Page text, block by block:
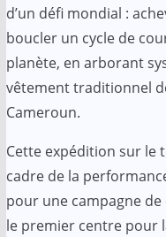
d’un défi mondial :
boucler un cycle de
planète, en arborant
vêtement traditionnel
Cameroun.
Cette expédition sur le
cadre de la
pour une campagne
le premier centre pour